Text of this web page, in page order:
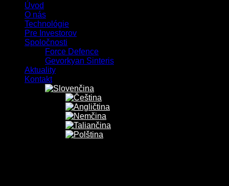
Úvod
O nás
Technológie
Pre Investorov
Spoločnosti
Force Defence
Gevorkyan Sinteris
Aktuality
Kontakt